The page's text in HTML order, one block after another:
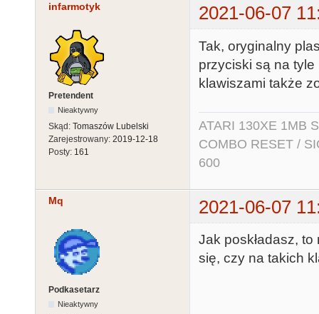
infarmotyk 2021-06-07
Pretendent
Nieaktywny
Skąd: Tomaszów Lubelski
Zarejestrowany: 2019-12-18
Posty: 161
Tak, oryginalny
przyciski są na tyle
klawiszami także
ATARI 130XE 1MB
COMBO RESET /
600
Mq 2021-06-07
Podkasetarz
Nieaktywny
Jak poskładasz,
się, czy na takich